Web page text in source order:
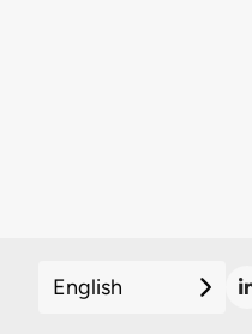
English